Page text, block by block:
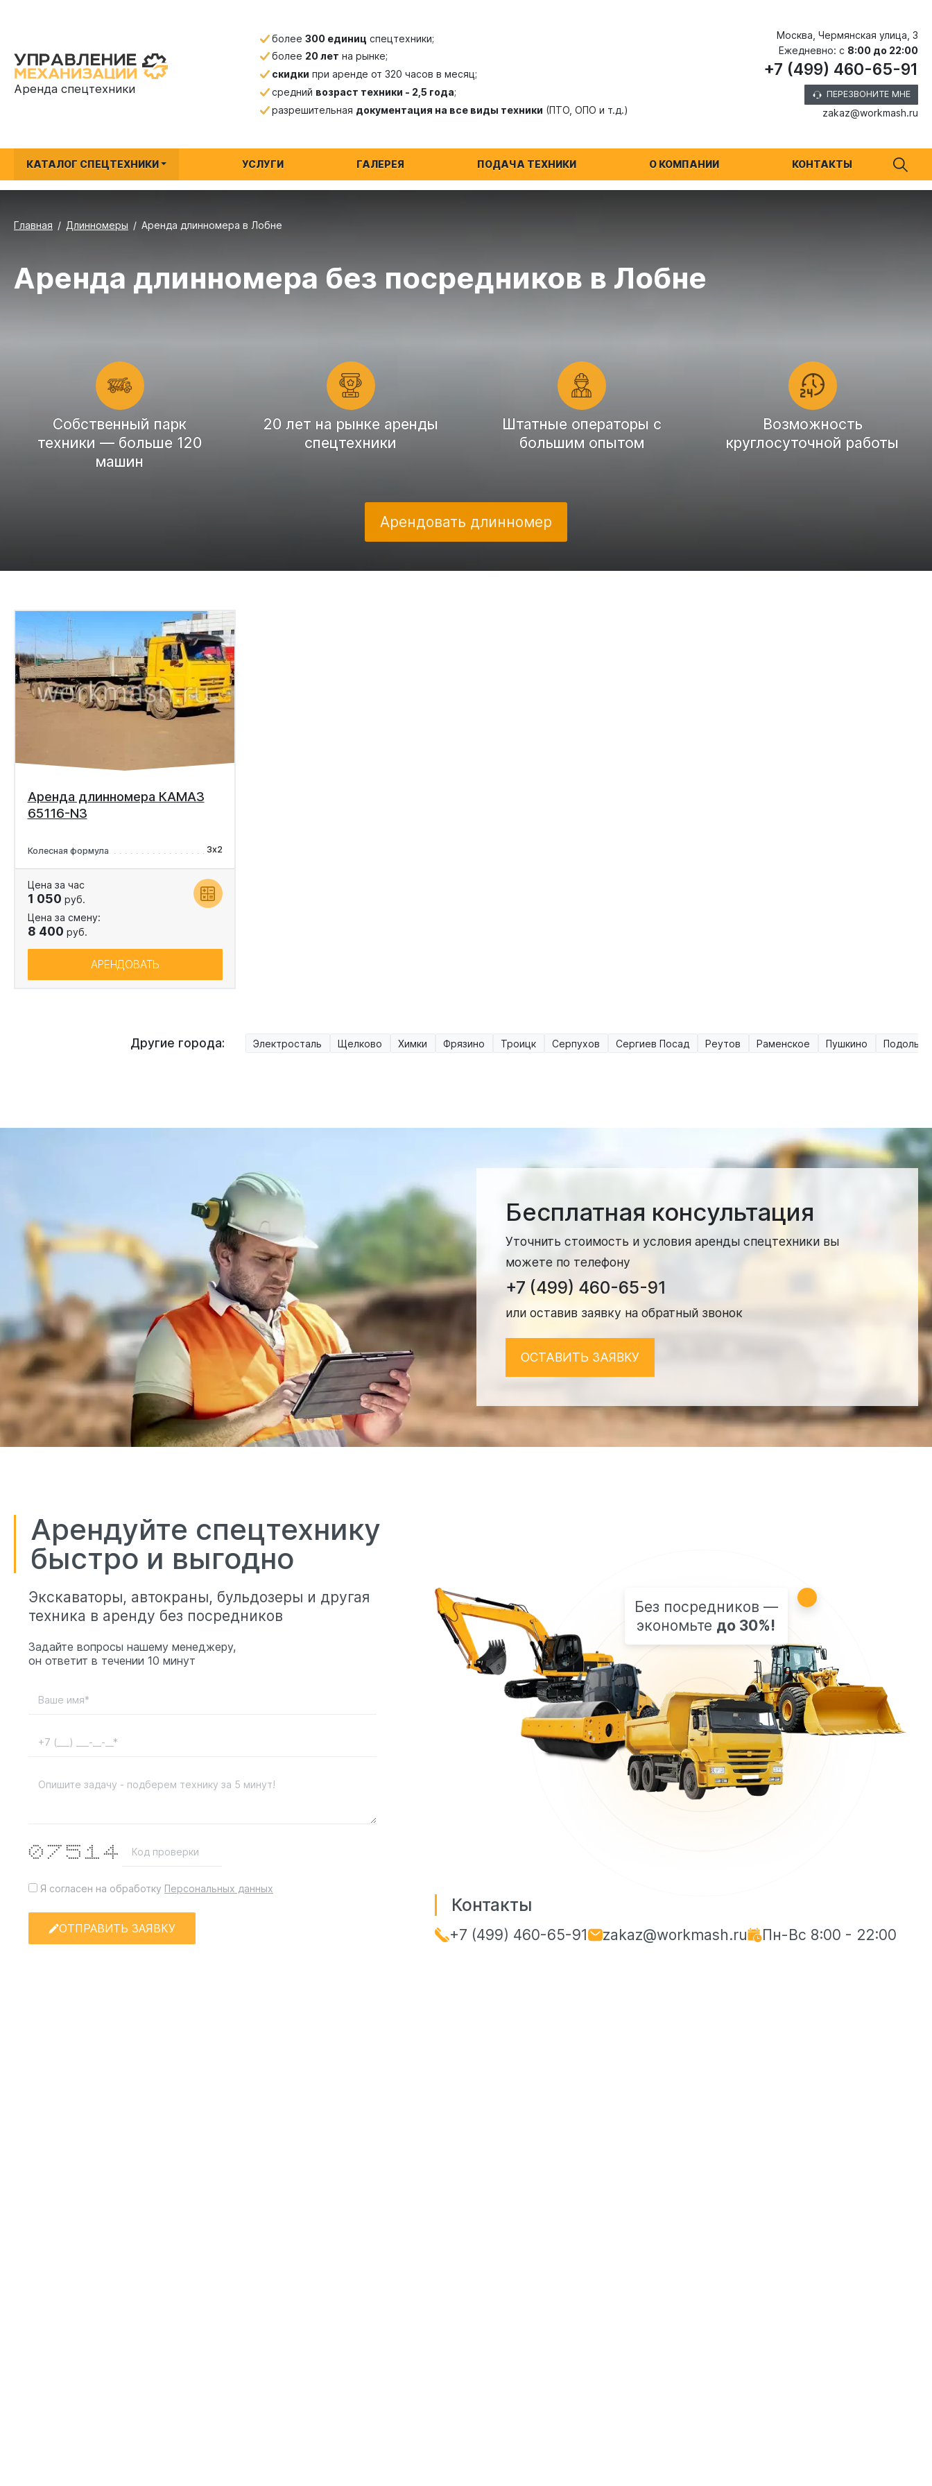
Аренда спецтехники
более 300 единиц спецтехники;
более 20 лет на рынке;
скидки при аренде от 320 часов в месяц;
средний возраст техники - 2,5 года;
разрешительная документация на все виды техники (ПТО, ОПО и т.д.)
Москва, Чермянская улица, 3
Ежедневно: с 8:00 до 22:00
+7 (499) 460-65-91
ПЕРЕЗВОНИТЕ МНЕ
zakaz@workmash.ru
КАТАЛОГ СПЕЦТЕХНИКИ УСЛУГИ ГАЛЕРЕЯ ПОДАЧА ТЕХНИКИ О КОМПАНИИ КОНТАКТЫ
Главная Длинномеры Аренда длинномера в Лобне
Аренда длинномера без посредников в Лобне
Cобственный парк
техники — больше 120
машин
20 лет на рынке аренды
спецтехники
Штатные операторы с
большим опытом
Возможность
круглосуточной работы
Арендовать длинномер
Аренда длинномера КАМАЗ
65116-N3
Колесная формула 3х2
Цена за час
1 050 руб.
Цена за смену:
8 400 руб.
АРЕНДОВАТЬ
Другие города: Электросталь Щелково Химки Фрязино Троицк Серпухов Сергиев Посад Реутов Раменское Пушкино Подольск
Бесплатная консультация
Уточнить стоимость и условия аренды спецтехники вы
можете по телефону
+7 (499) 460-65-91
или оставив заявку на обратный звонок
ОСТАВИТЬ ЗАЯВКУ
Арендуйте спецтехнику
быстро и выгодно
Экскаваторы, автокраны, бульдозеры и другая
техника в аренду без посредников
Без посредников —
экономьте до 30%!
Задайте вопросы нашему менеджеру,
он ответит в течении 10 минут
*** ******* ******* * *
* * * * ** **
* * * * ****** * * * *
* * * * * * * *
* * * * * * *******
* * * * * * *
*** * ***** ******* *
Я согласен на обработку Персональных данных
ОТПРАВИТЬ ЗАЯВКУ
Контакты
+7 (499) 460-65-91 zakaz@workmash.ru Пн-Вс 8:00 - 22:00